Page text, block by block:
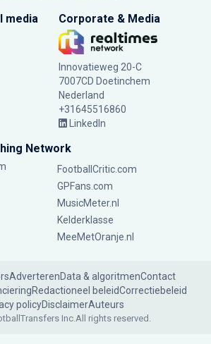
media Corporate & Media
Innovatieweg 20-C
7007CD Doetinchem
Nederland
+31645516860
LinkedIn
Network
FootballCritic.com
GPFans.com
MusicMeter.nl
Kelderklasse
MeeMetOranje.nl
AdverterenData & algoritmenContact
Redactioneel beleidCorrectiebeleid
policyDisclaimerAuteurs
Inc.All rights reserved.